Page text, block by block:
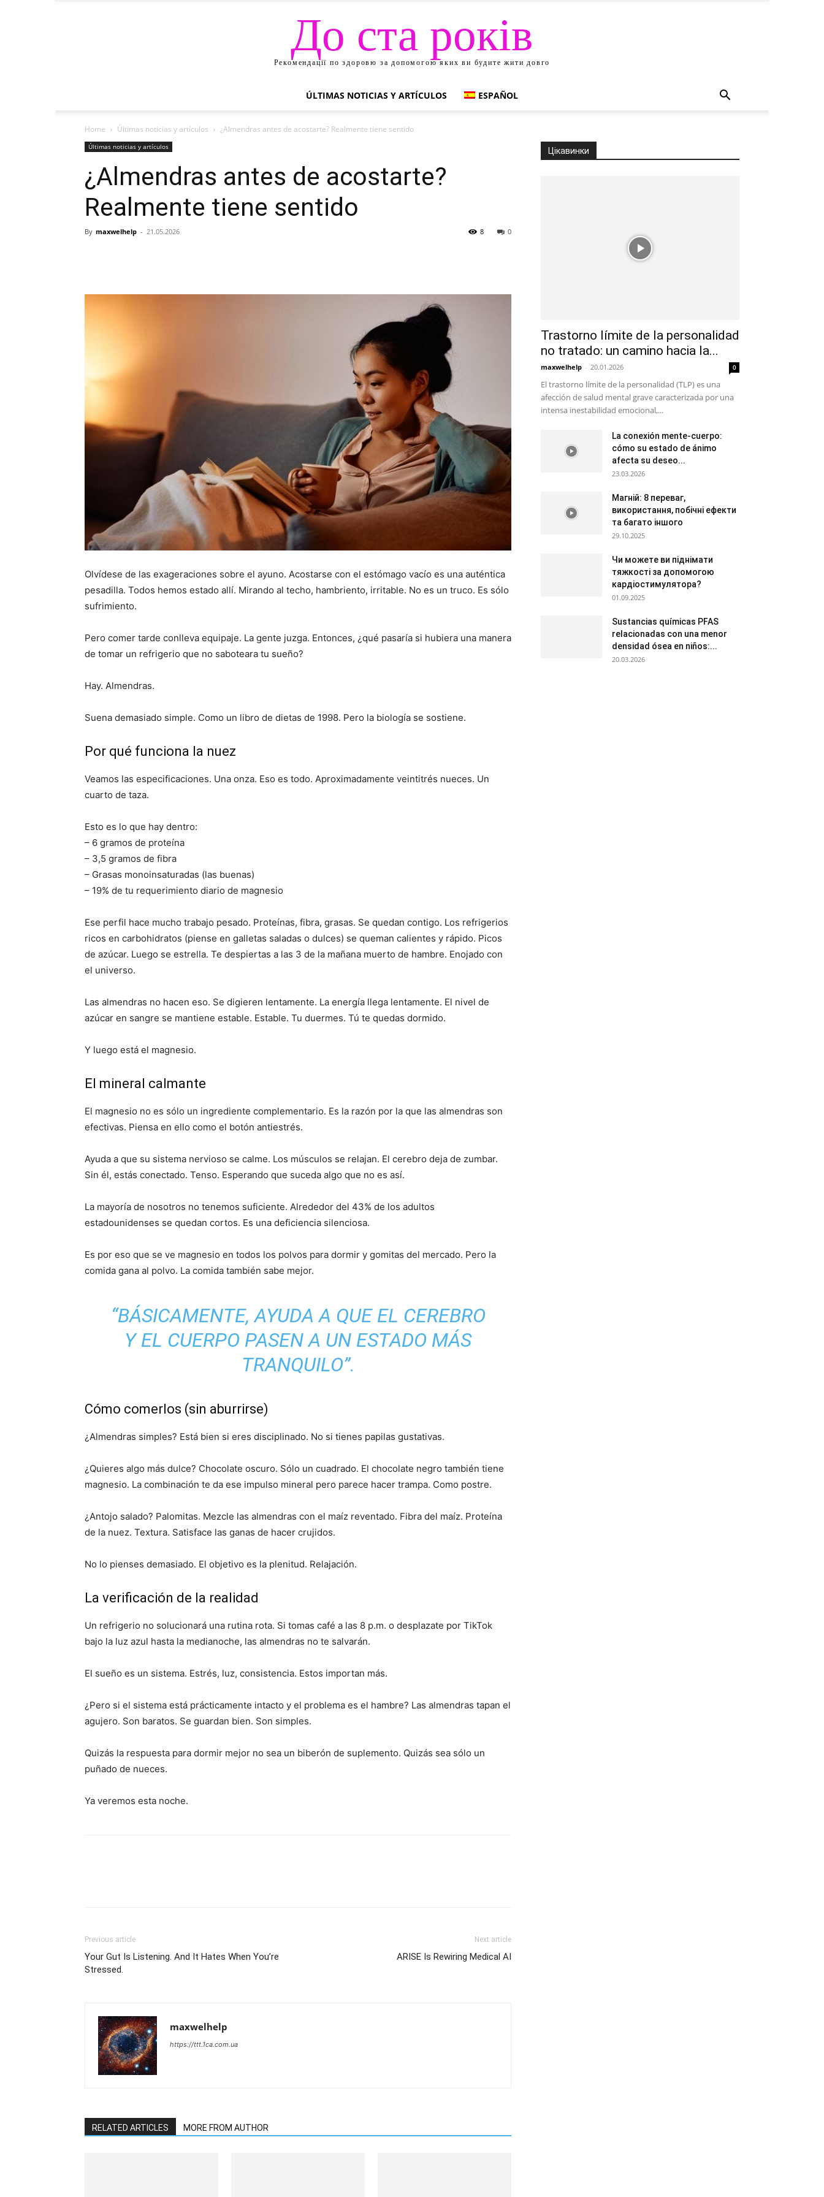
До ста років
Рекомендації по здоровю за допомогою яких ви будите жити довго
ÚLTIMAS NOTICIAS Y ARTÍCULOS ESPAÑOL
Home Últimas noticias y artículos ¿Almendras antes de acostarte? Realmente tiene sentido
Últimas noticias y artículos
¿Almendras antes de acostarte?
Realmente tiene sentido
By maxwelhelp - 21.05.2026 0
8
Olvídese de las exageraciones sobre el ayuno. Acostarse con el estómago vacío es una auténtica
pesadilla. Todos hemos estado allí. Mirando al techo, hambriento, irritable. No es un truco. Es sólo
sufrimiento.
Pero comer tarde conlleva equipaje. La gente juzga. Entonces, ¿qué pasaría si hubiera una manera
de tomar un refrigerio que no saboteara tu sueño?
Hay. Almendras.
Suena demasiado simple. Como un libro de dietas de 1998. Pero la biología se sostiene.
Por qué funciona la nuez
Veamos las especificaciones. Una onza. Eso es todo. Aproximadamente veintitrés nueces. Un
cuarto de taza.
Esto es lo que hay dentro:
– 6 gramos de proteína
– 3,5 gramos de fibra
– Grasas monoinsaturadas (las buenas)
– 19% de tu requerimiento diario de magnesio
Ese perfil hace mucho trabajo pesado. Proteínas, fibra, grasas. Se quedan contigo. Los refrigerios
ricos en carbohidratos (piense en galletas saladas o dulces) se queman calientes y rápido. Picos
de azúcar. Luego se estrella. Te despiertas a las 3 de la mañana muerto de hambre. Enojado con
el universo.
Las almendras no hacen eso. Se digieren lentamente. La energía llega lentamente. El nivel de
azúcar en sangre se mantiene estable. Estable. Tu duermes. Tú te quedas dormido.
Y luego está el magnesio.
El mineral calmante
El magnesio no es sólo un ingrediente complementario. Es la razón por la que las almendras son
efectivas. Piensa en ello como el botón antiestrés.
Ayuda a que su sistema nervioso se calme. Los músculos se relajan. El cerebro deja de zumbar.
Sin él, estás conectado. Tenso. Esperando que suceda algo que no es así.
La mayoría de nosotros no tenemos suficiente. Alrededor del 43% de los adultos
estadounidenses se quedan cortos. Es una deficiencia silenciosa.
Es por eso que se ve magnesio en todos los polvos para dormir y gomitas del mercado. Pero la
comida gana al polvo. La comida también sabe mejor.
“BÁSICAMENTE, AYUDA A QUE EL CEREBRO
Y EL CUERPO PASEN A UN ESTADO MÁS
TRANQUILO”.
Cómo comerlos (sin aburrirse)
¿Almendras simples? Está bien si eres disciplinado. No si tienes papilas gustativas.
¿Quieres algo más dulce? Chocolate oscuro. Sólo un cuadrado. El chocolate negro también tiene
magnesio. La combinación te da ese impulso mineral pero parece hacer trampa. Como postre.
¿Antojo salado? Palomitas. Mezcle las almendras con el maíz reventado. Fibra del maíz. Proteína
de la nuez. Textura. Satisface las ganas de hacer crujidos.
No lo pienses demasiado. El objetivo es la plenitud. Relajación.
La verificación de la realidad
Un refrigerio no solucionará una rutina rota. Si tomas café a las 8 p.m. o desplazate por TikTok
bajo la luz azul hasta la medianoche, las almendras no te salvarán.
El sueño es un sistema. Estrés, luz, consistencia. Estos importan más.
¿Pero si el sistema está prácticamente intacto y el problema es el hambre? Las almendras tapan el
agujero. Son baratos. Se guardan bien. Son simples.
Quizás la respuesta para dormir mejor no sea un biberón de suplemento. Quizás sea sólo un
puñado de nueces.
Ya veremos esta noche.
Previous article
Your Gut Is Listening. And It Hates When You’re
Stressed.
Next article
ARISE Is Rewiring Medical AI
maxwelhelp
https://ttt.1ca.com.ua
RELATED ARTICLES MORE FROM AUTHOR
Цікавинки
Trastorno límite de la personalidad
no tratado: un camino hacia la...
maxwelhelp - 20.01.2026 0
El trastorno límite de la personalidad (TLP) es una
afección de salud mental grave caracterizada por una
intensa inestabilidad emocional,...
La conexión mente-cuerpo:
cómo su estado de ánimo
afecta su deseo...
23.03.2026
Магній: 8 переваг,
використання, побічні ефекти
та багато іншого
29.10.2025
Чи можете ви піднімати
тяжкості за допомогою
кардіостимулятора?
01.09.2025
Sustancias químicas PFAS
relacionadas con una menor
densidad ósea en niños:...
20.03.2026